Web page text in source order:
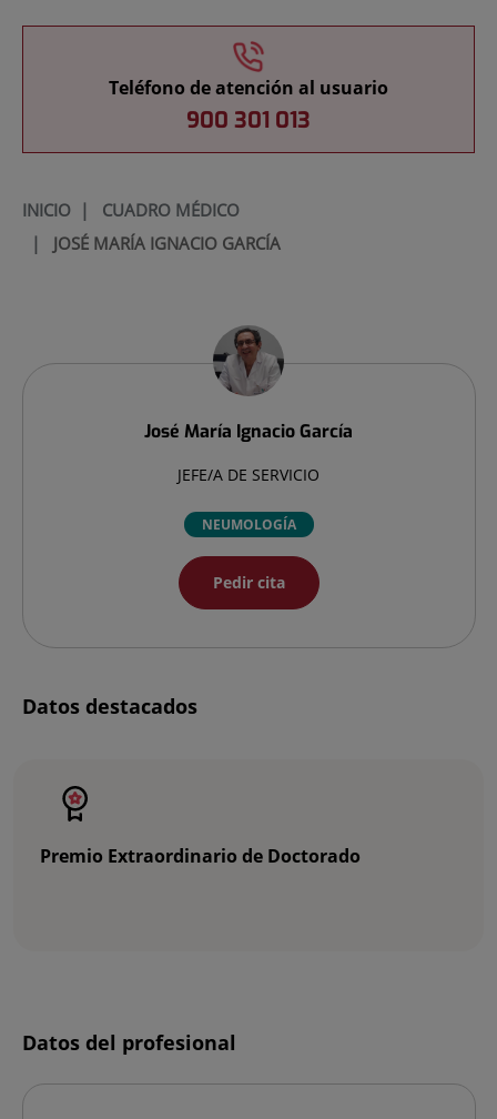
Teléfono de atención al usuario
900 301 013
INICIO| CUADRO MÉDICO
| JOSÉ MARÍA IGNACIO GARCÍA
José María Ignacio García
JEFE/A DE SERVICIO
NEUMOLOGÍA
Pedir cita
Datos destacados
diapositivas:
Premio Extraordinario de Doctorado
Datos del profesional